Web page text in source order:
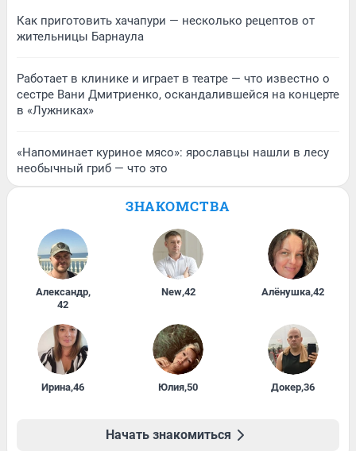
Как приготовить хачапури — несколько рецептов от
жительницы Барнаула
Работает в клинике и играет в театре — что известно о
сестре Вани Дмитриенко, оскандалившейся на концерте
в «Лужниках»
«Напоминает куриное мясо»: ярославцы нашли в лесу
необычный гриб — что это
ЗНАКОМСТВА
Александр,
42
New,42 Алёнушка,42
Ирина,46 Юлия,50 Докер,36
Начать знакомиться